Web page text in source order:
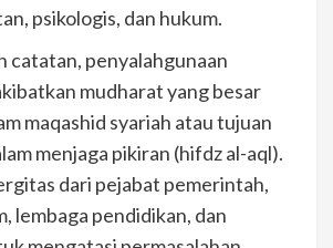
psikologis, dan hukum.
catatan, penyalahgunaan
mudharat yang besar
maqashid syariah atau tujuan
menjaga pikiran (hifdz al-aql).
dari pejabat pemerintah,
lembaga pendidikan, dan